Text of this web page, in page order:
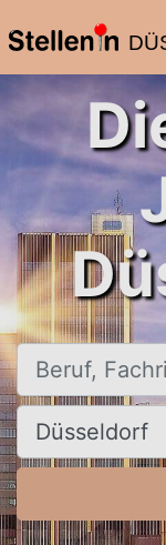
Beruf,
Ort, Stadt